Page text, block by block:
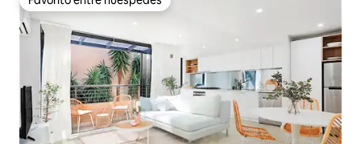
Favorito entre huéspedes